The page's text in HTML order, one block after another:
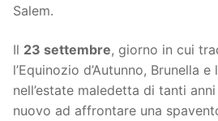
Salem.
Il 23 settembre, giorno in cui
l’Equinozio d’Autunno, Brunella
nell’estate maledetta di tanti
nuovo ad affrontare una